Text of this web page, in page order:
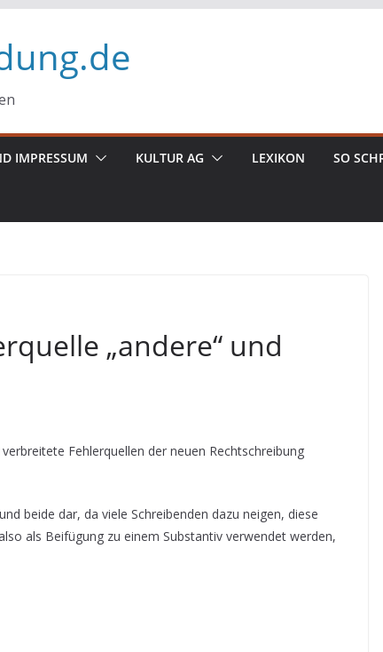
IMPRESSUM KULTUR AG LEXIKON SO
„andere“ und
Fehlerquellen der neuen Rechtschreibung
beide dar, da viele Schreibenden dazu neigen, diese
als Beifügung zu einem Substantiv verwendet werden,